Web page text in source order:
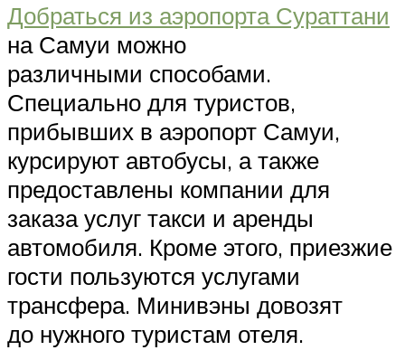
Добраться из аэропорта Сураттани
на Самуи можно
различными способами.
Специально для туристов,
прибывших в аэропорт Самуи,
курсируют автобусы, а также
предоставлены компании для
заказа услуг такси и аренды
автомобиля. Кроме этого, приезжие
гости пользуются услугами
трансфера. Минивэны довозят
до нужного туристам отеля.